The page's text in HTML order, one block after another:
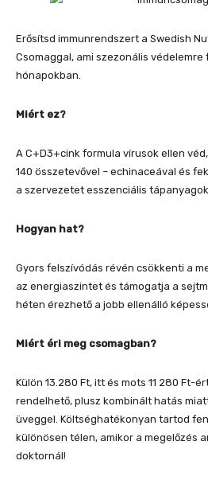
Erősítsd immunrendszert a Swedish
Csomaggal, ami szezonális védelemre
hónapokban.
Miért ez?
A C+D3+cink formula vírusok ellen
140 összetevővel – echinaceával és
a szervezetet esszenciális
Hogyan hat?
Gyors felszívódás révén csökkenti a
az energiaszintet és támogatja a
héten érezhető a jobb ellenálló
Miért éri meg csomagban?
Külön 13.280 Ft, itt és mots 11 280 Ft-
rendelhető, plusz kombinált hatás
üveggel. Költséghatékonyan tartod
különösen télen, amikor a megelőzés
doktornál!